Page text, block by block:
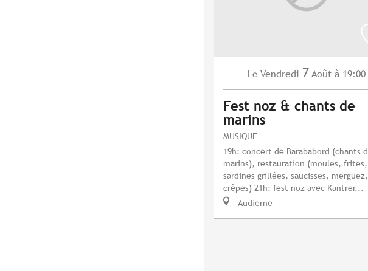
Le Vendredi 7 Août à 19:00
Fest noz & chants de
marins
MUSIQUE
19h: concert de Barababord (chants
marins), restauration (moules, frites,
sardines grillées, saucisses, merguez,
crêpes) 21h: fest noz avec Kantrer...
Audierne